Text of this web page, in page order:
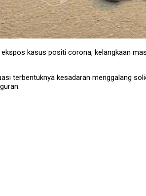
ekspos kasus positi corona, kelangkaan
terbentuknya kesadaran menggalang